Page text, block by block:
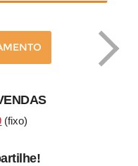
(fixo)